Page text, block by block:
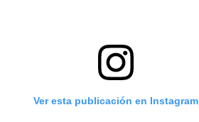
Ver esta publicación en Instagram